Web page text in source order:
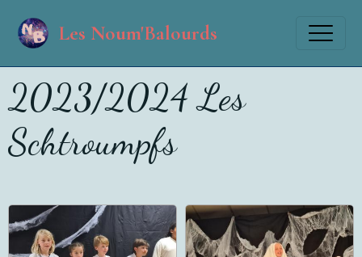
Les Noum'Balourds
2023/2024 Les
Schtroumpfs